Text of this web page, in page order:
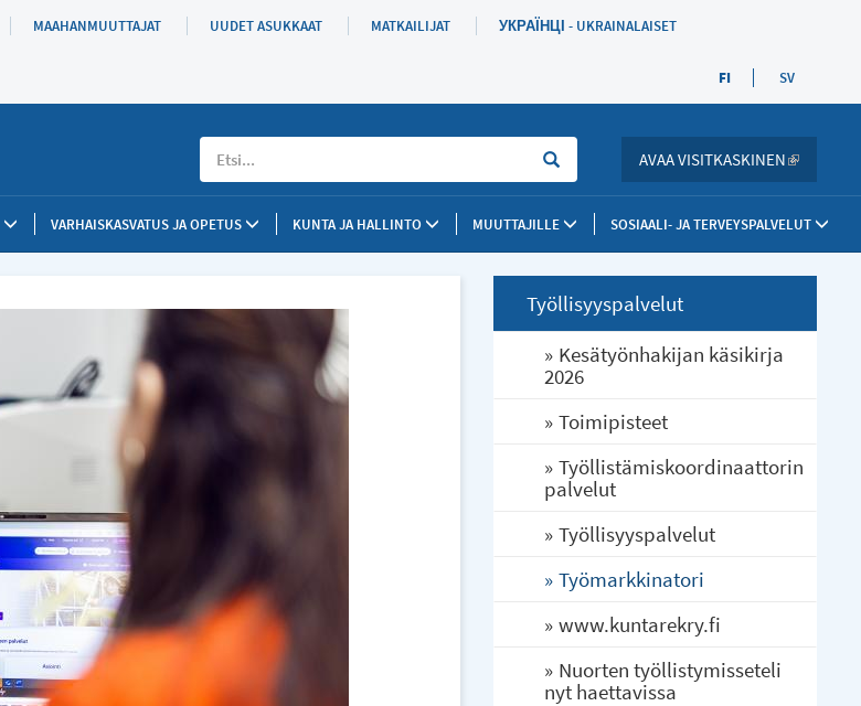
MAAHANMUUTTAJAT UUDET ASUKKAAT MATKAILIJAT УКРАЇНЦІ - UKRAINALAISET
FI SV
AVAA VISITKASKINEN(LINK IS
VARHAISKASVATUS JA OPETUS KUNTA JA HALLINTO MUUTTAJILLE SOSIAALI- JA TERVEYSPALVELUT
Työllisyyspalvelut
Kesätyönhakijan käsikirja
2026
Toimipisteet
Työllistämiskoordinaattorin
palvelut
Työllisyyspalvelut
Työmarkkinatori
www.kuntarekry.fi
Nuorten työllistymisseteli
nyt haettavissa